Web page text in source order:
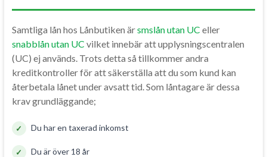
Samtliga lån hos Lånbutiken ärsmslån utan UC eller
snabblån utan UC vilket innebär att upplysningscentralen
(UC) ej används. Trots detta så tillkommer andra
kreditkontroller för att säkerställa att du som kund kan
återbetala lånet under avsatt tid. Som låntagare är dessa
krav grundläggande;
Du har en taxerad inkomst
Du är över 18 år